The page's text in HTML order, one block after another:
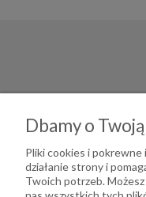
Dbamy o
Pliki cookies i
działanie strony i
Twoich potrzeb.